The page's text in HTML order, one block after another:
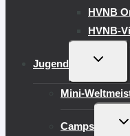
HVNB
HVNB-
Jugend
Mini-
Camps